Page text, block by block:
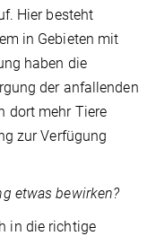
Hier besteht
in Gebieten mit
haben die
der anfallenden
dort mehr Tiere
zur Verfügung
etwas bewirken?
in die richtige